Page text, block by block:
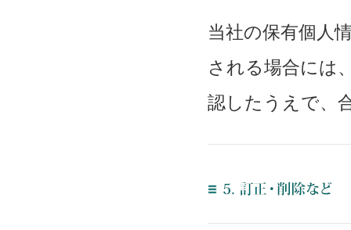
当社の保有個人
される場合には
認したうえで、